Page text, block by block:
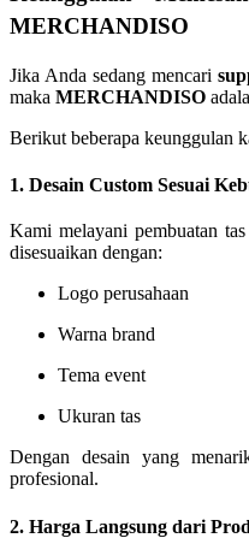
MERCHANDISO
Jika Anda sedang mencari
maka MERCHANDISO
Berikut beberapa keunggulan
1. Desain Custom Sesuai
Kami melayani pembuatan
disesuaikan dengan:
Logo perusahaan
Warna brand
Tema event
Ukuran tas
Dengan desain yang
profesional.
2. Harga Langsung dari